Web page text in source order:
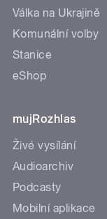
Válka na Ukrajině
Komunální volby
Stanice
eShop
mujRozhlas
Živé vysílání
Audioarchiv
Podcasty
Mobilní aplikace